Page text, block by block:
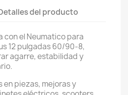
del producto
con el Neumatico para
12 pulgadas 60/90-8,
agarre, estabilidad y
en piezas, mejoras y